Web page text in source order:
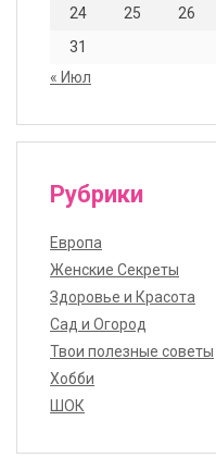
24
25 26
31
« Июл
Рубрики
Европа
Женские Секреты
Здоровье и Красота
Сад и Огород
Твои полезные советы
Хобби
ШОК